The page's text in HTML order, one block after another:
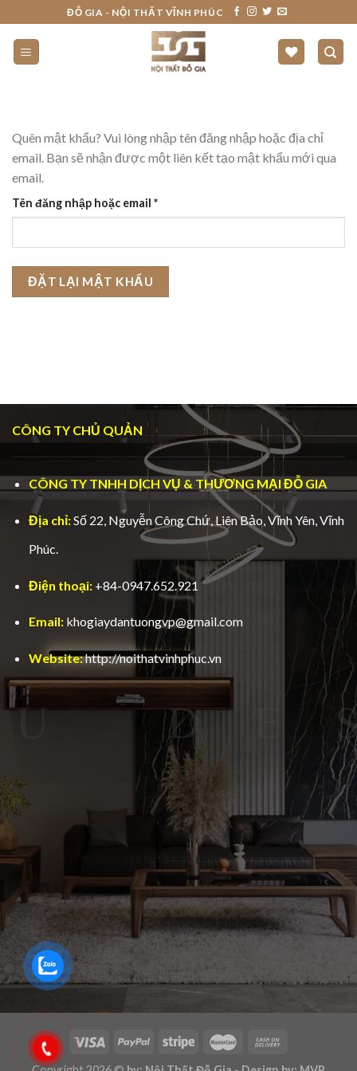
to
content
ĐỖ GIA - NỘI THẤT VĨNH PHÚC
Quên mật khẩu? Vui lòng nhập tên đăng nhập hoặc địa chỉ
email. Bạn sẽ nhận được một liên kết tạo mật khẩu mới qua
email.
Tên đăng nhập hoặc email *Bắt
buộc
ĐẶT LẠI MẬT KHẨU
CÔNG TY CHỦ QUẢN
CÔNG TY TNHH DỊCH VỤ & THƯƠNG MẠI ĐỖ GIA
Địa chỉ:Số 22, Nguyễn Công Chứ, Liên Bảo, Vĩnh Yên, Vĩnh
Phúc.
Điện thoại: +84-0947.652.921
Email: khogiaydantuongvp@gmail.com
Website:http://noithatvinhphuc.vn